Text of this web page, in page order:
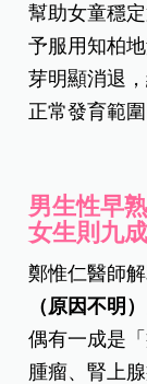
幫助女童穩
予服用知柏
芽明顯消退
正常發育範圍
男生性早
女生則九
鄭惟仁醫師解
（原因不明
偶有一成是
腫瘤、腎上